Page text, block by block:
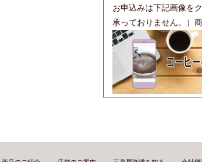
お申込みは下記画像を
承っておりません。）